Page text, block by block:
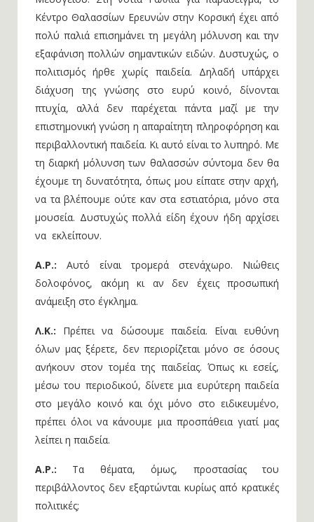
Κέντρο Θαλασσίων Ερευνών στην Κορσική έχει από
πολύ παλιά επισημάνει τη μεγάλη μόλυνση και την
εξαφάνιση πολλών σημαντικών ειδών. Δυστυχώς, ο
πολιτισμός ήρθε χωρίς παιδεία. Δηλαδή υπάρχει
διάχυση της γνώσης στο ευρύ κοινό, δίνονται
πτυχία, αλλά δεν παρέχεται πάντα μαζί με την
επιστημονική γνώση η απαραίτητη πληροφόρηση και
περιβαλλοντική παιδεία. Κι αυτό είναι το λυπηρό. Με
τη διαρκή μόλυνση των θαλασσών σύντομα δεν θα
έχουμε τη δυνατότητα, όπως μου είπατε στην αρχή,
να τα βλέπουμε ούτε καν στα εστιατόρια, μόνο στα
μουσεία. Δυστυχώς πολλά είδη έχουν ήδη αρχίσει
να εκλείπουν.
Α.Ρ.: Αυτό είναι τρομερά στενάχωρο. Νιώθεις
δολοφόνος, ακόμη κι αν δεν έχεις προσωπική
ανάμειξη στο έγκλημα.
Λ.Κ.: Πρέπει να δώσουμε παιδεία. Είναι ευθύνη
όλων μας ξέρετε, δεν περιορίζεται μόνο σε όσους
ανήκουν στον τομέα της παιδείας. Όπως κι εσείς,
μέσω του περιοδικού, δίνετε μια ευρύτερη παιδεία
στο μεγάλο κοινό και όχι μόνο στο ειδικευμένο,
πρέπει όλοι να κάνουμε μια προσπάθεια γιατί μας
λείπει η παιδεία.
Α.Ρ.: Τα θέματα, όμως, προστασίας του
περιβάλλοντος δεν εξαρτώνται κυρίως από κρατικές
πολιτικές;